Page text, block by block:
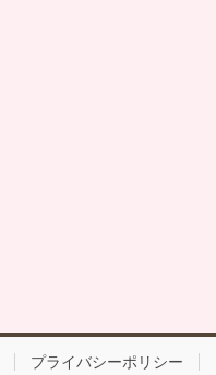
プライバシーポリシー